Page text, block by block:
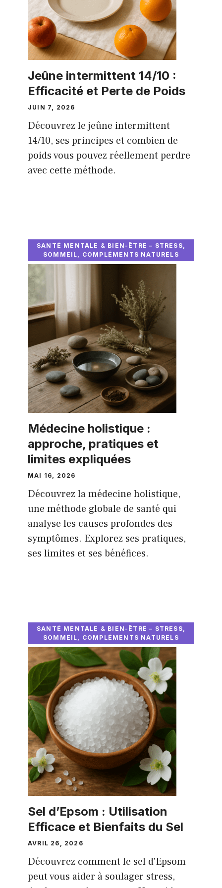
Jeûne intermittent 14/10 :
Efficacité et Perte de Poids
JUIN 7, 2026
Découvrez le jeûne intermittent
14/10, ses principes et combien de
poids vous pouvez réellement perdre
avec cette méthode.
SANTÉ MENTALE & BIEN-ÊTRE – STRESS,
SOMMEIL, COMPLÉMENTS NATURELS
Médecine holistique :
approche, pratiques et
limites expliquées
MAI 16, 2026
Découvrez la médecine holistique,
une méthode globale de santé qui
analyse les causes profondes des
symptômes. Explorez ses pratiques,
ses limites et ses bénéfices.
SANTÉ MENTALE & BIEN-ÊTRE – STRESS,
SOMMEIL, COMPLÉMENTS NATURELS
Sel d’Epsom : Utilisation
Efficace et Bienfaits du Sel
AVRIL 26, 2026
Découvrez comment le sel d'Epsom
peut vous aider à soulager stress,